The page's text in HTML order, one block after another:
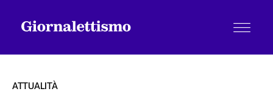
ATTUALITÀ